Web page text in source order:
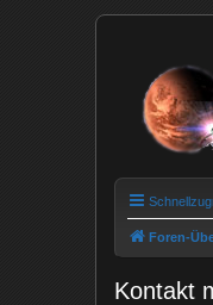
Foren-
Kontakt